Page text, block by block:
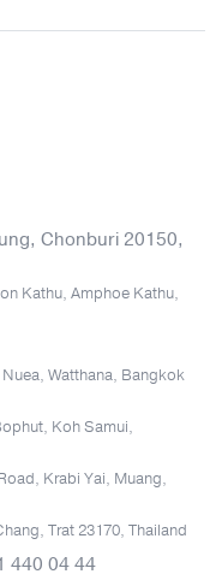
Chonburi 20150,
Kathu, Amphoe Kathu,
Watthana, Bangkok
Koh Samui,
Krabi Yai, Muang,
Trat 23170, Thailand
440 04 44